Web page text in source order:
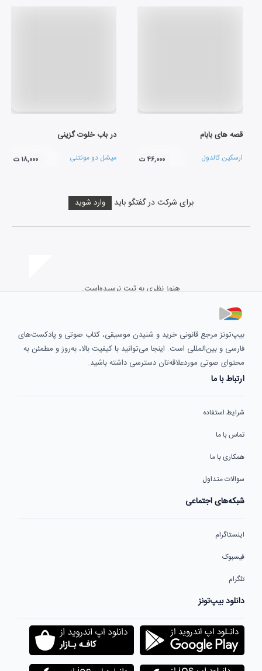
قصه های بابام
ارسکین کالدول ۴۶,۰۰۰ ت
در باب خلوت گزینی
میشل دو مونتنی ۱۸,۰۰۰ ت
برای شرکت در گفتگو باید وارد شوید
هنوز نظری به ثبت نرسیده‌است.
بیپ‌تونز مرجع قانونی خرید و شنیدن موسیقی، کتاب صوتی و پادکست‌های
فارسی و بین‌المللی است. اینجا می‌توانید با کیفیت بالا، به‌روز و مطمئن به
محتوای صوتی موردعلاقه‌تان دسترسی داشته باشید.
ارتباط با ما
شرایط استفاده
تماس با ما
همکاری با ما
سوالات متداول
شبکه‌های اجتماعی
اینستاگرام
فیسبوک
تلگرام
دانلود بیپ‌تونز